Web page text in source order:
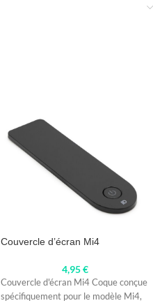
Couvercle d’écran Mi4
4,95€
Couvercle d'écran Mi4 Coque conçue
spécifiquement pour le modèle Mi4,